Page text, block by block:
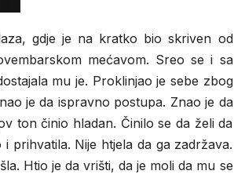
gdje je na kratko bio skriven od
mećavom. Sreo se i sa
mu je. Proklinjao je sebe zbog
je da ispravno postupa. Znao je da
ton činio hladan. Činilo se da želi da
prihvatila. Nije htjela da ga zadržava.
Htio je da vrišti, da je moli da mu se